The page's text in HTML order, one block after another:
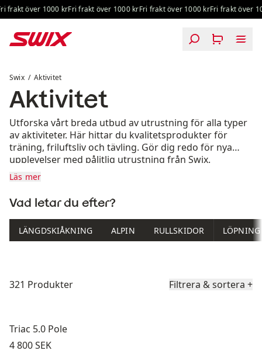
Hoppa till innehåll
över 1000 kr Fri frakt över 1000 krFri frakt över 1000 krFri frakt över
Swix Aktivitet
Aktivitet
Utforska vårt breda utbud av utrustning för alla typer
av aktiviteter. Här hittar du kvalitetsprodukter för
träning, friluftsliv och tävling. Gör dig redo för nya
upplevelser med pålitlig utrustning från Swix.
Läs mer
Vad letar du efter?
LÄNGDSKIÅKNING ALPIN RULLSKIDOR LÖPNING
321 Produkter Filtrera & sortera +
Triac 5.0 Pole
Pris:
4 800 SEK